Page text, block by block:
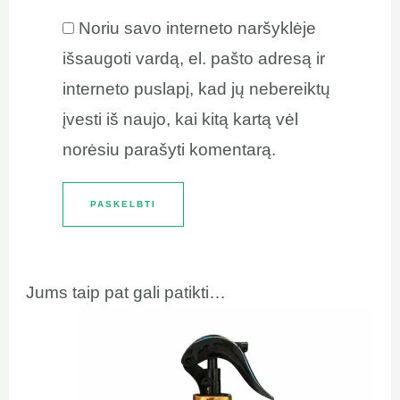
Noriu savo interneto naršyklėje
išsaugoti vardą, el. pašto adresą ir
interneto puslapį, kad jų nebereiktų
įvesti iš naujo, kai kitą kartą vėl
norėsiu parašyti komentarą.
Jums taip pat gali patikti…